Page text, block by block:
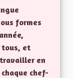
formes
tous, et
en
chef-